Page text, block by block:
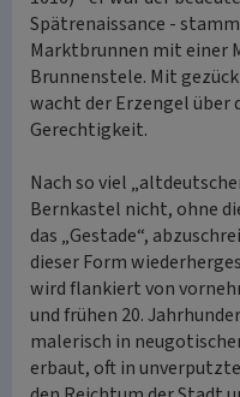
Spätrenaissance -
Marktbrunnen mit einer
Brunnenstele. Mit
wacht der Erzengel über
Gerechtigkeit.
Nach so viel
Bernkastel nicht, ohne
das „Gestade“,
dieser Form
wird flankiert von
und frühen 20.
malerisch in
erbaut, oft in